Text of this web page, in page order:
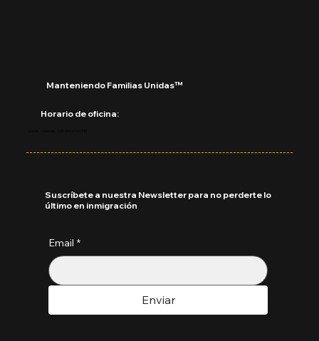
Manteniendo Familias Unidas™
Horario de oficina:
Email *
Enviar
Suscríbete a nuestra Newsletter para no perderte lo
último en inmigración